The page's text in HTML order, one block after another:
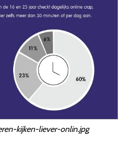
kijken-liever-onlin.jpg